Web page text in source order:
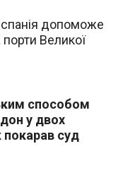
допоможе
порти Великої
способом
у двох
суд